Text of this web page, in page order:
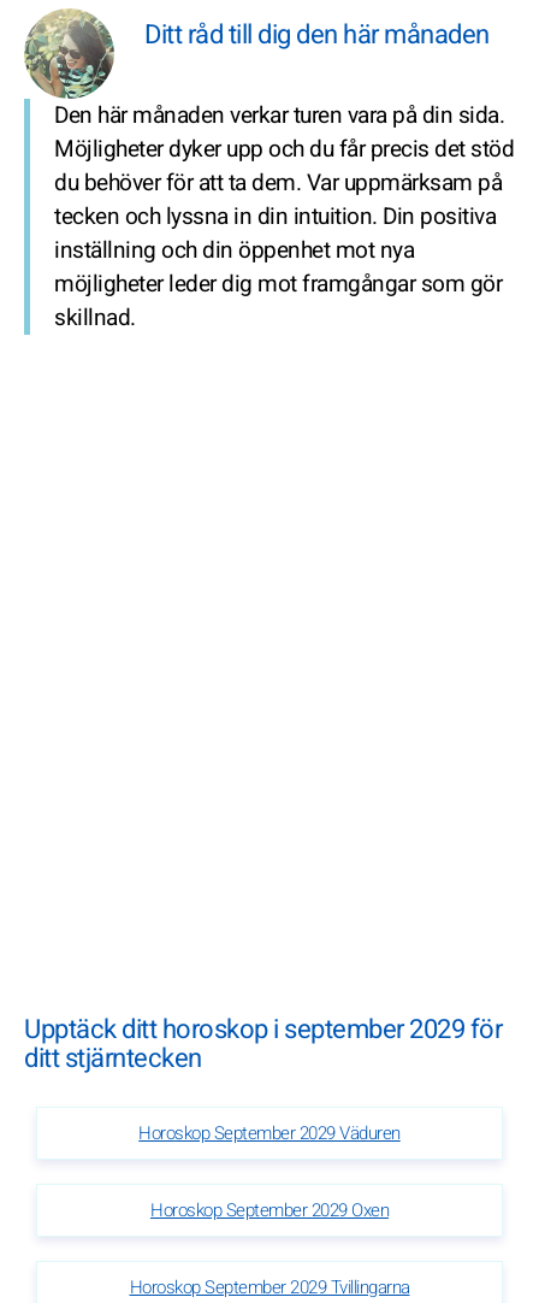
Ditt råd till dig den här månaden
Den här månaden verkar turen vara på din sida.
Möjligheter dyker upp och du får precis det stöd
du behöver för att ta dem. Var uppmärksam på
tecken och lyssna in din intuition. Din positiva
inställning och din öppenhet mot nya
möjligheter leder dig mot framgångar som gör
skillnad.
Upptäck ditt horoskop i september 2029 för
ditt stjärntecken
Horoskop September 2029 Väduren
Horoskop September 2029 Oxen
Horoskop September 2029 Tvillingarna